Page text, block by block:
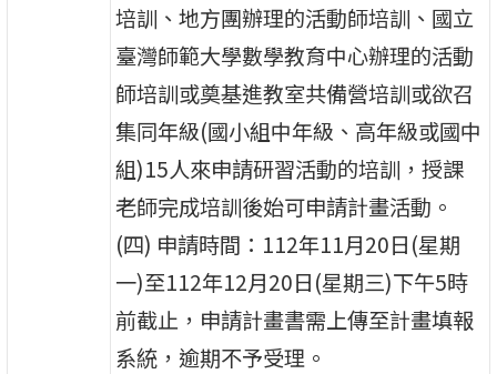
培訓、地方團辦理的活動師培訓、國立
臺灣師範大學數學教育中心辦理的活動
師培訓或奠基進教室共備營培訓或欲召
集同年級(國小組中年級、高年級或國中
組)15人來申請研習活動的培訓，授課
老師完成培訓後始可申請計畫活動。
(四) 申請時間：112年11月20日(星期
一)至112年12月20日(星期三)下午5時
前截止，申請計畫書需上傳至計畫填報
系統，逾期不予受理。